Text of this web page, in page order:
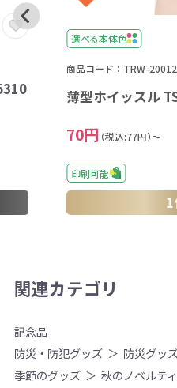
選べる本体色
商品コード：TRW-
薄型ホイッスル
70円 （税込:77円）～
印刷可能
関連カテゴリ
記念品
防災・防犯グッズ
防災グッ
季節のグッズ
秋のノベルティ